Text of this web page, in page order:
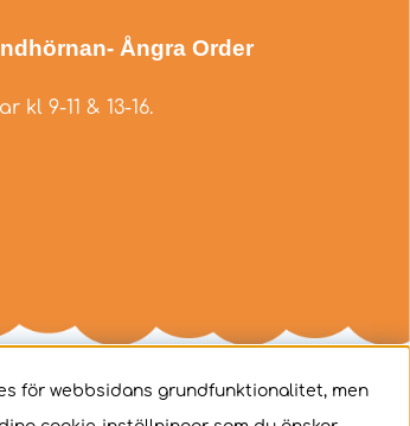
- Ångra Order
9-11 & 13-16.
för webbsidans grundfunktionalitet, men